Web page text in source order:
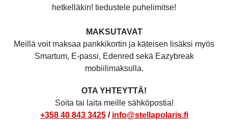
hetkelläkin! tiedustele puhelimitse!
MAKSUTAVAT
Meillä voit maksaa pankkikortin ja käteisen lisäksi myös
Smartum, E-passi, Edenred sekä Eazybreak
mobiilimaksulla.
OTA YHTEYTTÄ!
Soita tai laita meille sähköpostia!
+358 40 843 3425/ info@stellapolaris.fi